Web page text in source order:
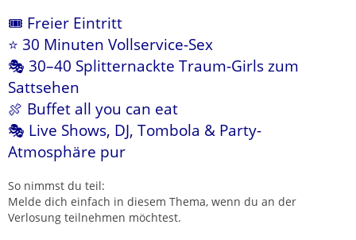
🎟️ Freier Eintritt
⭐ 30 Minuten Vollservice-Sex
🎭 30–40 Splitternackte Traum-Girls zum
Sattsehen
🍖 Buffet all you can eat
🎭 Live Shows, DJ, Tombola & Party-
Atmosphäre pur
So nimmst du teil:
Melde dich einfach in diesem Thema, wenn du an der
Verlosung teilnehmen möchtest.